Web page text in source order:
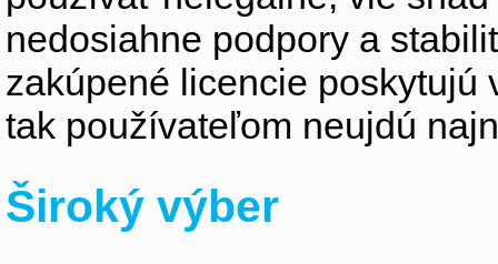
nedosiahne podpory a
zakúpené licencie poskytujú
tak používateľom neujdú
Široký výber